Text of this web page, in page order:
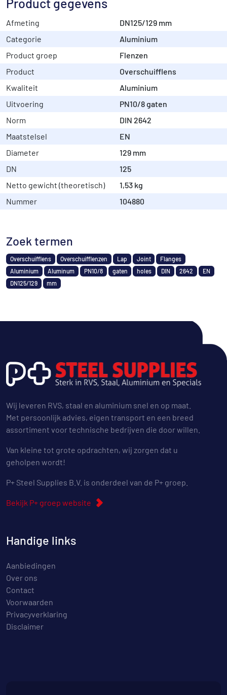
Product gegevens
Afmeting
DN125/129 mm
Categorie
Aluminium
Product groep
Flenzen
Product
Overschuifflens
Kwaliteit
Aluminium
Uitvoering
PN10/8 gaten
Norm
DIN 2642
Maatstelsel
EN
Diameter
129 mm
DN
125
Netto gewicht (theoretisch)
1,53 kg
Nummer
104880
Zoek termen
Overschuifflens Overschuifflenzen Lap Joint
Flanges
Aluminium
Aluminum PN10/8 gaten holes DIN 2642
EN
DN125/129
mm
Wij leveren RVS, staal en aluminium snel en op maat.
Met persoonlijk advies, eigen transport en een breed
assortiment voor technische bedrijven die door willen.
Van kleine tot grote opdrachten, wij zorgen dat u
geholpen wordt!
P+ Steel Supplies B.V. is onderdeel van de P+ groep.
Bekijk P+ groep website
Handige links
Aanbiedingen
Over ons
Contact
Voorwaarden
Privacyverklaring
Disclaimer